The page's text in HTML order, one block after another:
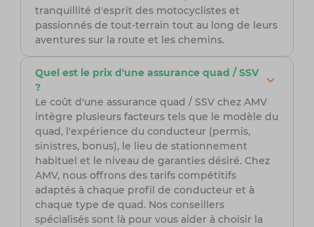
tranquillité d'esprit des motocyclistes et
passionnés de tout-terrain tout au long de leurs
aventures sur la route et les chemins.
Quel est le prix d'une assurance quad / SSV
?
Le coût d'une assurance quad / SSV chez AMV
intègre plusieurs facteurs tels que le modèle du
quad, l'expérience du conducteur (permis,
sinistres, bonus), le lieu de stationnement
habituel et le niveau de garanties désiré. Chez
AMV, nous offrons des tarifs compétitifs
adaptés à chaque profil de conducteur et à
chaque type de quad. Nos conseillers
spécialisés sont là pour vous aider à choisir la